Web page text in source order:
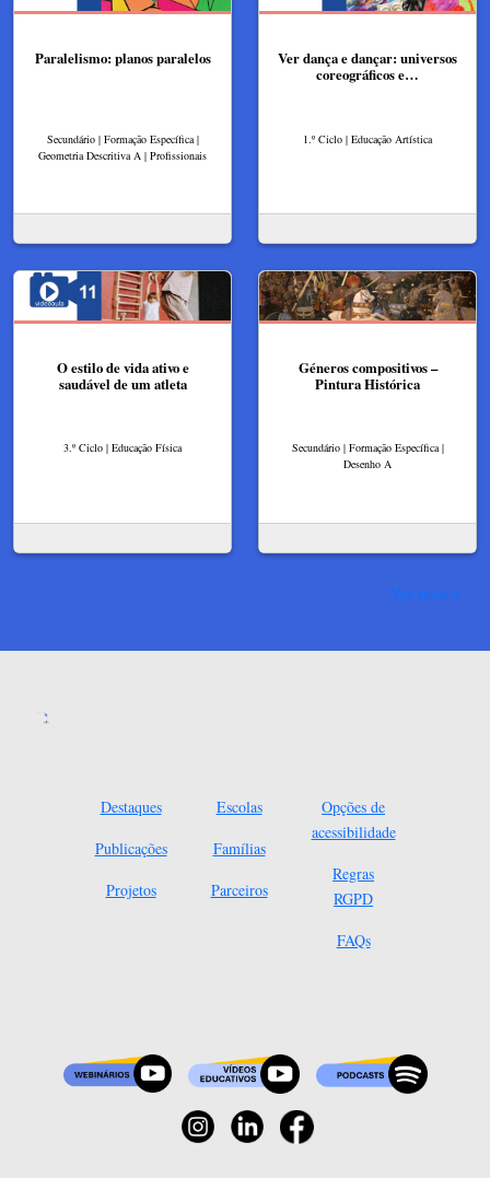
Paralelismo: planos paralelos
Secundário | Formação Específica |
Geometria Descritiva A | Profissionais
Ver dança e dançar: universos
coreográficos e…
1.º Ciclo | Educação Artística
O estilo de vida ativo e
saudável de um atleta
3.º Ciclo | Educação Física
Géneros compositivos –
Pintura Histórica​
Secundário | Formação Específica |
Desenho A
Ver mais
Destaques
Publicações
Projetos
Escolas
Famílias
Parceiros
Opções de
acessibilidade
Regras
RGPD
FAQs